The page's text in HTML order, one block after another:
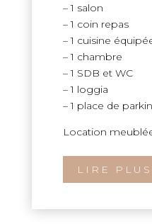
– 1 salon
– 1 coin repas
– 1 cuisine
– 1 chambre
– 1 SDB et WC
– 1 loggia
– 1 place de
Location
LIRE PLUS